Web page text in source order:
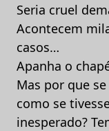
Seria cruel
Acontecem
casos…
Apanha o
Mas por que
como se
inesperado?